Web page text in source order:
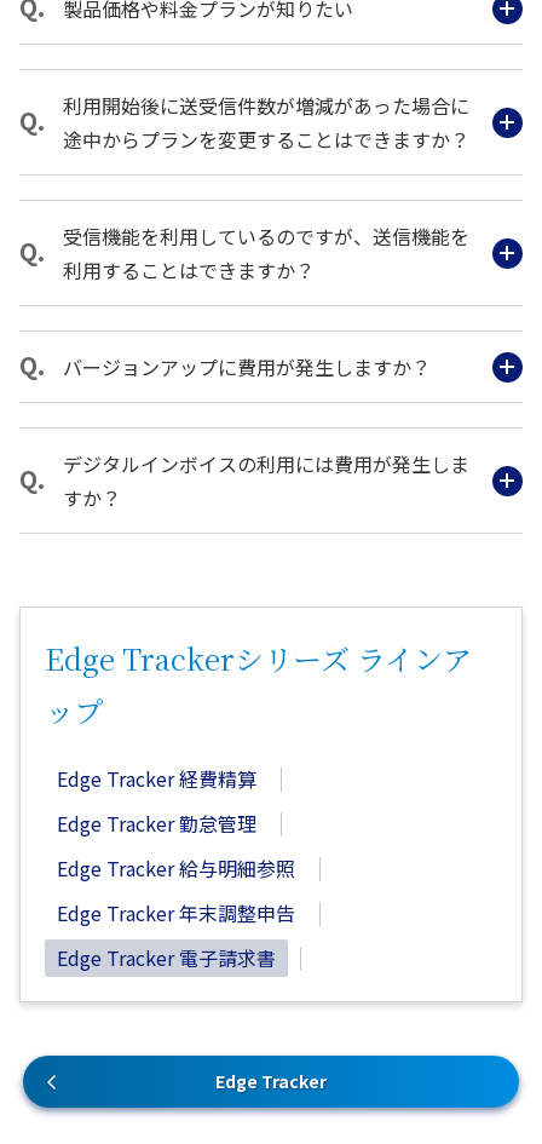
製品価格や料金プランが知りたい
利用開始後に送受信件数が増減があった場合に
途中からプランを変更することはできますか？
受信機能を利用しているのですが、送信機能を
利用することはできますか？
バージョンアップに費用が発生しますか？
デジタルインボイスの利用には費用が発生しま
すか？
Edge Trackerシリーズ ラインア
ップ
Edge Tracker 経費精算
Edge Tracker 勤怠管理
Edge Tracker 給与明細参照
Edge Tracker 年末調整申告
Edge Tracker 電子請求書
Edge Tracker